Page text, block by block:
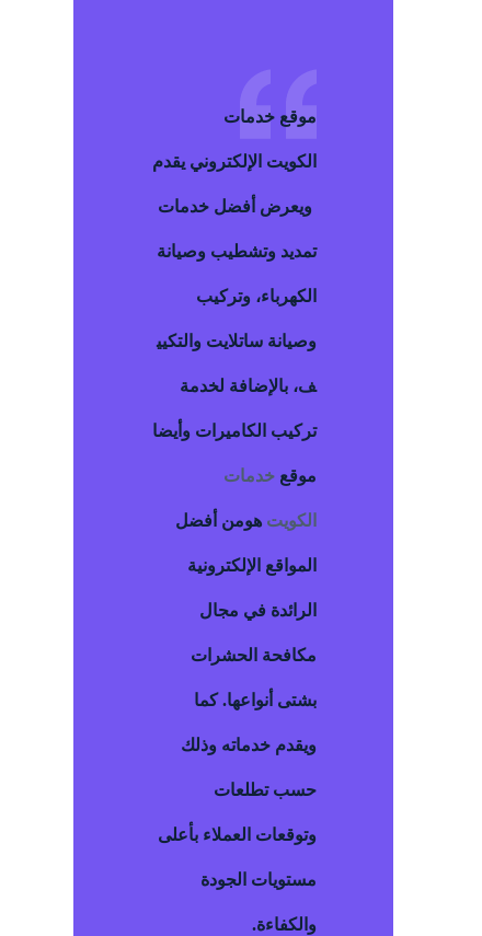
موقع خدمات
الكويت الإلكتروني يقدم
ويعرض أفضل خدمات
تمديد وتشطيب وصيانة
الكهرباء، وتركيب
وصيانة ساتلايت والتكيي
ف، بالإضافة لخدمة
تركيب الكاميرات وأيضا
موقعخدمات
الكويتهومن أفضل
المواقع الإلكترونية
الرائدة في مجال
مكافحة الحشرات
بشتى أنواعها. كما
ويقدم خدماته وذلك
حسب تطلعات
وتوقعات العملاء بأعلى
مستويات الجودة
والكفاءة.